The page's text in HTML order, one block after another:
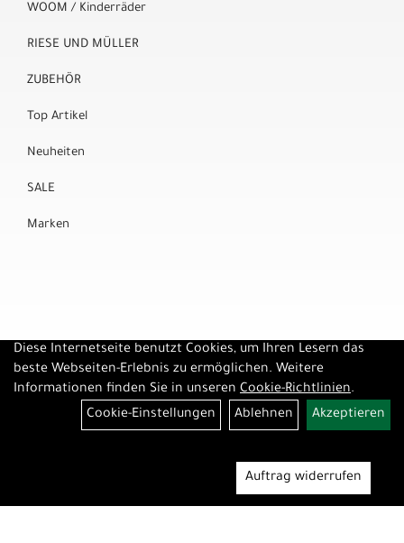
WOOM / Kinderräder
RIESE UND MÜLLER
ZUBEHÖR
Top Artikel
Neuheiten
SALE
Marken
Diese Internetseite benutzt Cookies, um Ihren Lesern das
beste Webseiten-Erlebnis zu ermöglichen. Weitere
Informationen finden Sie in unseren Cookie-Richtlinien.
Cookie-Einstellungen
Ablehnen Akzeptieren
Auftrag widerrufen